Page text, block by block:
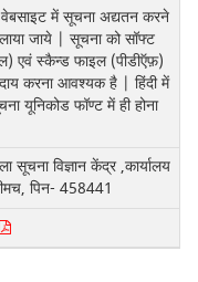
वेबसाइट में सूचना अद्यतन करने
जाये | सूचना को सॉफ्ट
एवं स्कैन्ड फाइल (पीडीऍफ़)
करना आवश्यक है | हिंदी में
यूनिकोड फॉण्ट में ही होना
सूचना विज्ञान केंद्र ,कार्यालय
पिन- 458441